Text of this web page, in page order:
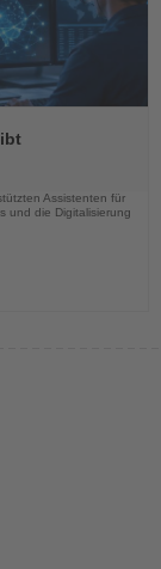
Assistenten für
und die Digitalisierung